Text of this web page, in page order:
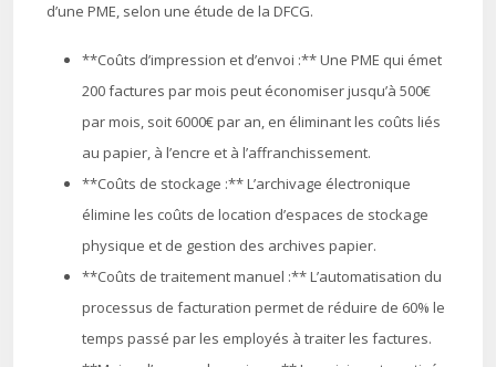
d’une PME, selon une étude de la DFCG.
**Coûts d’impression et d’envoi :** Une PME qui émet
200 factures par mois peut économiser jusqu’à 500€
par mois, soit 6000€ par an, en éliminant les coûts liés
au papier, à l’encre et à l’affranchissement.
**Coûts de stockage :** L’archivage électronique
élimine les coûts de location d’espaces de stockage
physique et de gestion des archives papier.
**Coûts de traitement manuel :** L’automatisation du
processus de facturation permet de réduire de 60% le
temps passé par les employés à traiter les factures.